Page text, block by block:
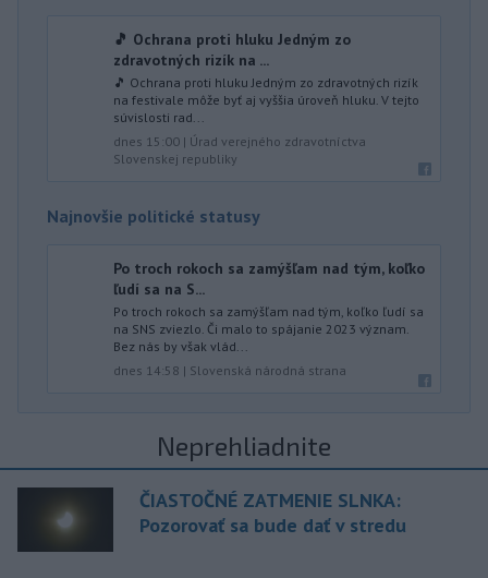
🎵 Ochrana proti hluku Jedným zo
zdravotných rizík na ...
🎵 Ochrana proti hluku Jedným zo zdravotných rizík
na festivale môže byť aj vyššia úroveň hluku. V tejto
súvislosti rad...
dnes 15:00 | Úrad verejného zdravotníctva
Slovenskej republiky
Najnovšie politické statusy
Po troch rokoch sa zamýšľam nad tým, koľko
ľudí sa na S...
Po troch rokoch sa zamýšľam nad tým, koľko ľudí sa
na SNS zviezlo. Či malo to spájanie 2023 význam.
Bez nás by však vlád...
dnes 14:58 | Slovenská národná strana
Neprehliadnite
ČIASTOČNÉ ZATMENIE SLNKA:
Pozorovať sa bude dať v stredu